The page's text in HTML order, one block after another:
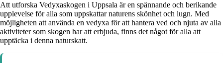
Att utforska Vedyxaskogen i Uppsala är en spännande och berikande
upplevelse för alla som uppskattar naturens skönhet och lugn. Med
möjligheten att använda en vedyxa för att hantera ved och njuta av alla
aktiviteter som skogen har att erbjuda, finns det något för alla att
upptäcka i denna naturskatt.